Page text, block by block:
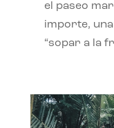
el paseo
importe,
“sopar a la